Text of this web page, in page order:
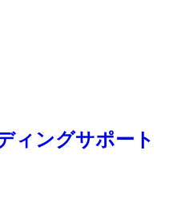
ィングサポート